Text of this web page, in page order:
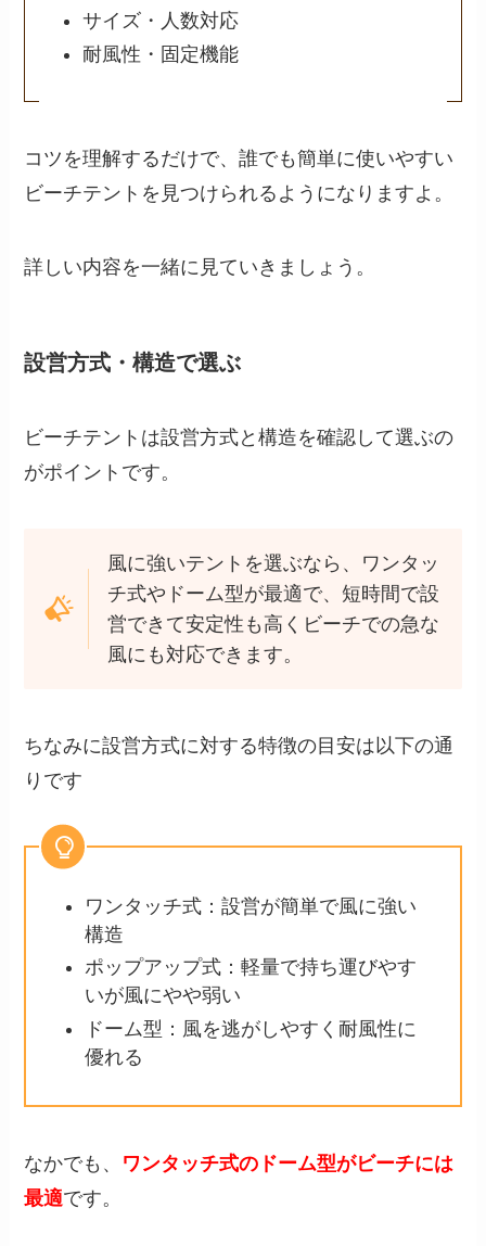
サイズ・人数対応
耐風性・固定機能
コツを理解するだけで、誰でも簡単に使いやすい
ビーチテントを見つけられるようになりますよ。
詳しい内容を一緒に見ていきましょう。
設営方式・構造で選ぶ
ビーチテントは設営方式と構造を確認して選ぶの
がポイントです。
風に強いテントを選ぶなら、ワンタッ
チ式やドーム型が最適で、短時間で設
営できて安定性も高くビーチでの急な
風にも対応できます。
ちなみに設営方式に対する特徴の目安は以下の通
りです
ワンタッチ式：設営が簡単で風に強い
構造
ポップアップ式：軽量で持ち運びやす
いが風にやや弱い
ドーム型：風を逃がしやすく耐風性に
優れる
なかでも、 ワンタッチ式のドーム型がビーチには
最適です。